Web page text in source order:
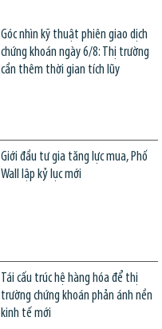
Góc nhìn kỹ thuật phiên giao dịch
chứng khoán ngày 6/8: Thị trường
cần thêm thời gian tích lũy
Giới đầu tư gia tăng lực mua, Phố
Wall lập kỷ lục mới
Tái cấu trúc hệ hàng hóa để thị
trường chứng khoán phản ánh nền
kinh tế mới